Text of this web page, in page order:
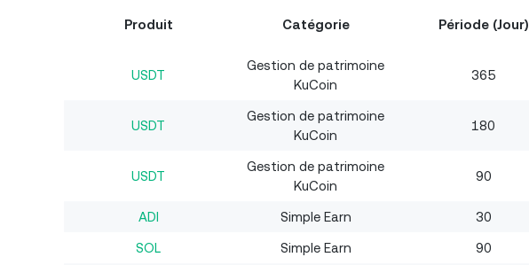
Produit Catégorie Période (Jour)
USDT
Gestion de patrimoine
KuCoin
365
USDT
Gestion de patrimoine
KuCoin
180
USDT
Gestion de patrimoine
KuCoin
90
ADI Simple Earn 30
SOL Simple Earn 90